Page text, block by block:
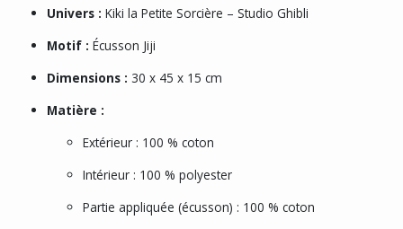
Univers : Kiki la Petite Sorcière – Studio Ghibli
Motif : Écusson Jiji
Dimensions : 30 x 45 x 15 cm
Matière :
Extérieur : 100 % coton
Intérieur : 100 % polyester
Partie appliquée (écusson) : 100 % coton